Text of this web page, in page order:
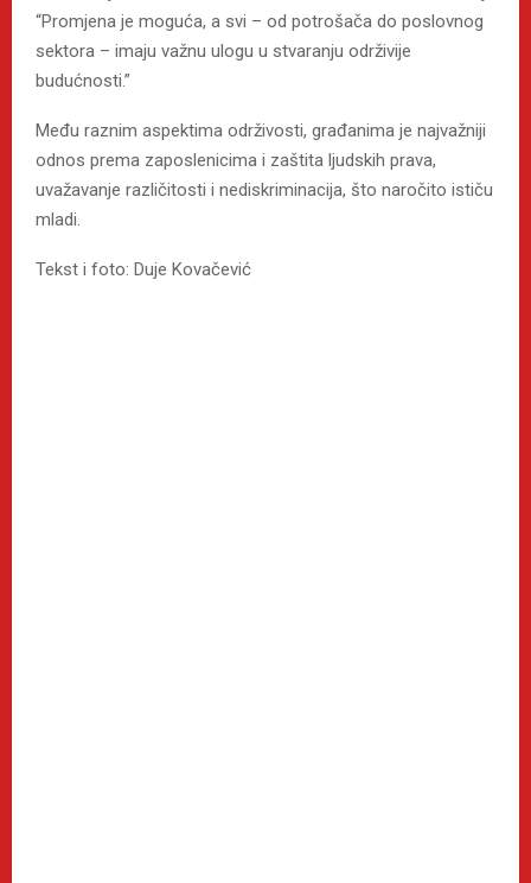
“Promjena je moguća, a svi – od potrošača do poslovnog
sektora – imaju važnu ulogu u stvaranju održivije
budućnosti.”
Među raznim aspektima održivosti, građanima je najvažniji
odnos prema zaposlenicima i zaštita ljudskih prava,
uvažavanje različitosti i nediskriminacija, što naročito ističu
mladi.
Tekst i foto: Duje Kovačević